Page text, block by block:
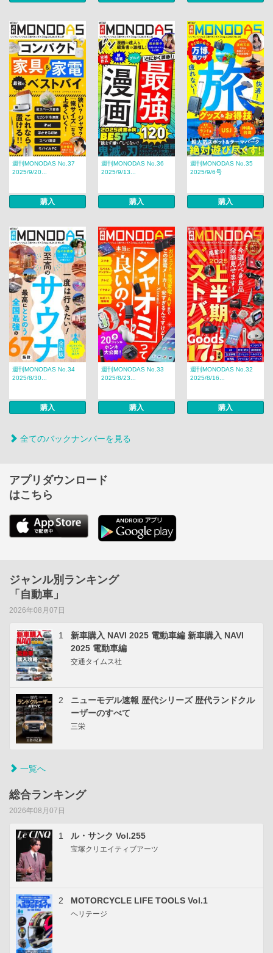
週刊MONODAS No.37
2025/9/20...
購入
週刊MONODAS No.36
2025/9/13...
購入
週刊MONODAS No.35
2025/9/6号
購入
週刊MONODAS No.34
2025/8/30...
購入
週刊MONODAS No.33
2025/8/23...
購入
週刊MONODAS No.32
2025/8/16...
購入
全てのバックナンバーを見る
アプリダウンロード
はこちら
ジャンル別ランキング
「自動車」
2026年08月07日
1
新車購入 NAVI 2025 電動車編 新車購入 NAVI
2025 電動車編
交通タイムス社
2
ニューモデル速報 歴代シリーズ 歴代ランドクル
ーザーのすべて
三栄
一覧へ
総合ランキング
2026年08月07日
1 ル・サンク Vol.255
宝塚クリエイティブアーツ
2 MOTORCYCLE LIFE TOOLS Vol.1
ヘリテージ